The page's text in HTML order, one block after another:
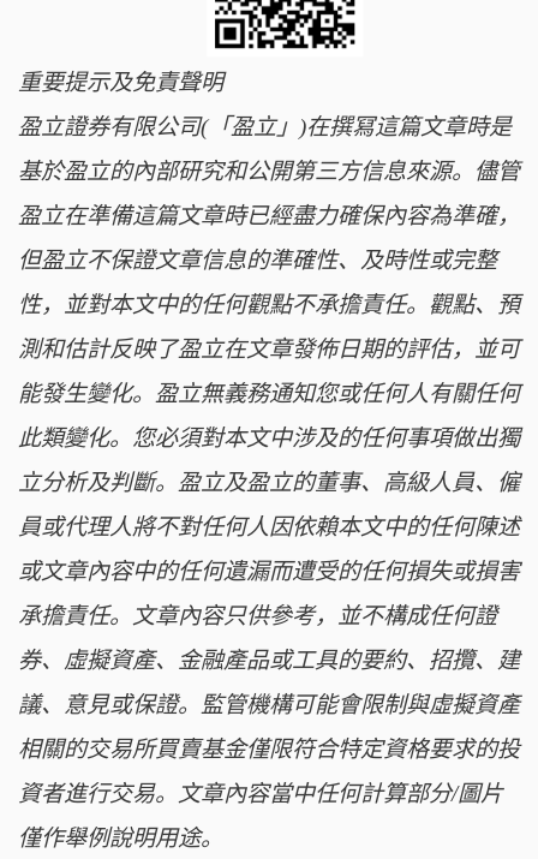
重要提示及免責聲明
盈立證券有限公司(「盈立」)在撰冩這篇文章時是
基於盈立的內部研究和公開第三方信息來源。儘管
盈立在準備這篇文章時已經盡力確保內容為準確，
但盈立不保證文章信息的準確性、及時性或完整
性，並對本文中的任何觀點不承擔責任。觀點、預
測和估計反映了盈立在文章發佈日期的評估，並可
能發生變化。盈立無義務通知您或任何人有關任何
此類變化。您必須對本文中涉及的任何事項做出獨
立分析及判斷。盈立及盈立的董事、高級人員、僱
員或代理人將不對任何人因依賴本文中的任何陳述
或文章內容中的任何遺漏而遭受的任何損失或損害
承擔責任。文章內容只供參考，並不構成任何證
券、虛擬資產、金融產品或工具的要約、招攬、建
議、意見或保證。監管機構可能會限制與虛擬資產
相關的交易所買賣基金僅限符合特定資格要求的投
資者進行交易。文章內容當中任何計算部分/圖片
僅作舉例說明用途。